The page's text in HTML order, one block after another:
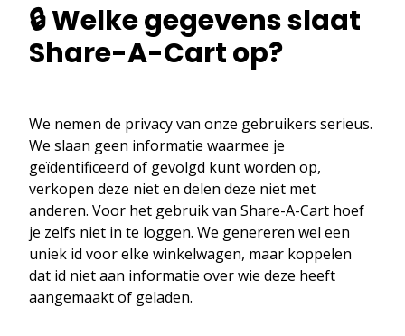
🔒 Welke gegevens slaat
Share-A-Cart op?
We nemen de privacy van onze gebruikers serieus.
We slaan geen informatie waarmee je
geïdentificeerd of gevolgd kunt worden op,
verkopen deze niet en delen deze niet met
anderen. Voor het gebruik van Share-A-Cart hoef
je zelfs niet in te loggen. We genereren wel een
uniek id voor elke winkelwagen, maar koppelen
dat id niet aan informatie over wie deze heeft
aangemaakt of geladen.